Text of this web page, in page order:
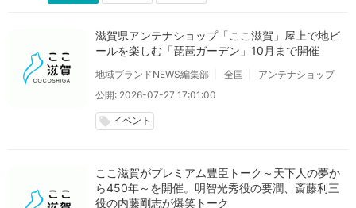
滋賀県アンテナショップ「ここ滋賀」屋上で地ビ
ールを楽しむ「琵琶ガーデン」10月まで開催
地域ブランドNEWS編集部 全国
アンテナショップ
公開: 2026-07-27 17:01:00
local_offer イベント
ここ滋賀がプレミアム豊臣トーク～天下人の夢か
ら450年～を開催。明智光秀役の要潤、斎藤利三
役の内藤剛志が爆笑トーク